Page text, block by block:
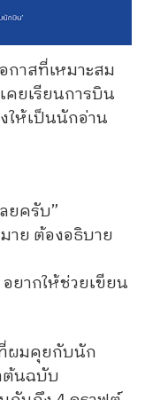
กาสที่เหมาะสม
คยเรียนการบิน
ให้เป็นนักอ่าน
ยครับ”
าย ต้องอธิบาย
ยากให้ช่วยเขียน
ผมคุยกับนัก
ต้นฉบับ